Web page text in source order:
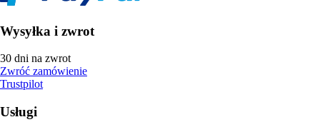
Wysyłka i zwrot
30 dni na zwrot
Zwróć zamówienie
Trustpilot
Usługi